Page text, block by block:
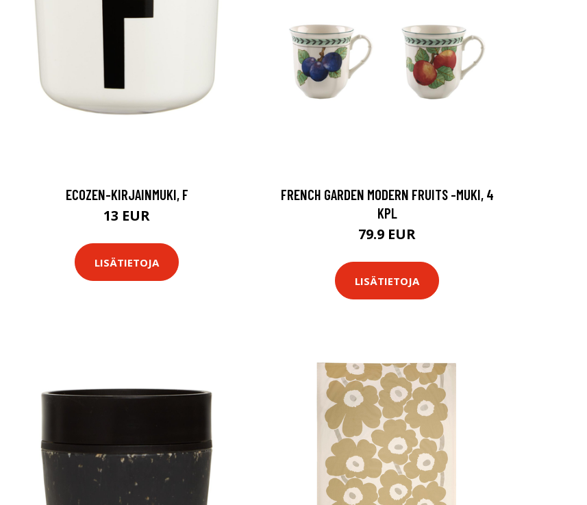
ECOZEN-KIRJAINMUKI, F
13 EUR
LISÄTIETOJA
FRENCH GARDEN MODERN FRUITS -MUKI, 4
KPL
79.9 EUR
LISÄTIETOJA